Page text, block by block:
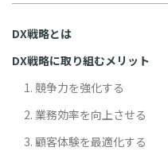
DX戦略とは
DX戦略に取り組むメリット
1. 競争力を強化する
2. 業務効率を向上させる
3. 顧客体験を最適化する